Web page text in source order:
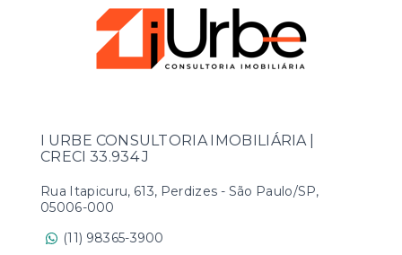
I URBE CONSULTORIA IMOBILIÁRIA |
CRECI 33.934 J
Rua Itapicuru, 613, Perdizes - São Paulo/SP,
05006-000
(11) 98365-3900